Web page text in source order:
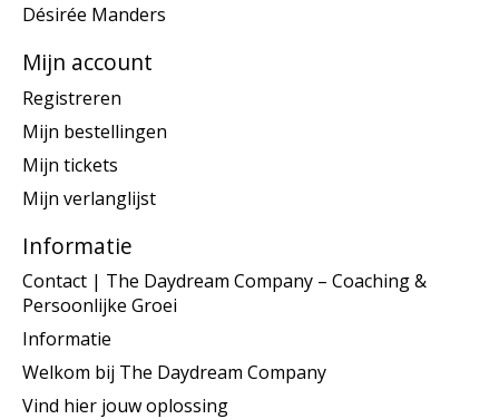
Désirée Manders
Mijn account
Registreren
Mijn bestellingen
Mijn tickets
Mijn verlanglijst
Informatie
Contact | The Daydream Company – Coaching &
Persoonlijke Groei
Informatie
Welkom bij The Daydream Company
Vind hier jouw oplossing